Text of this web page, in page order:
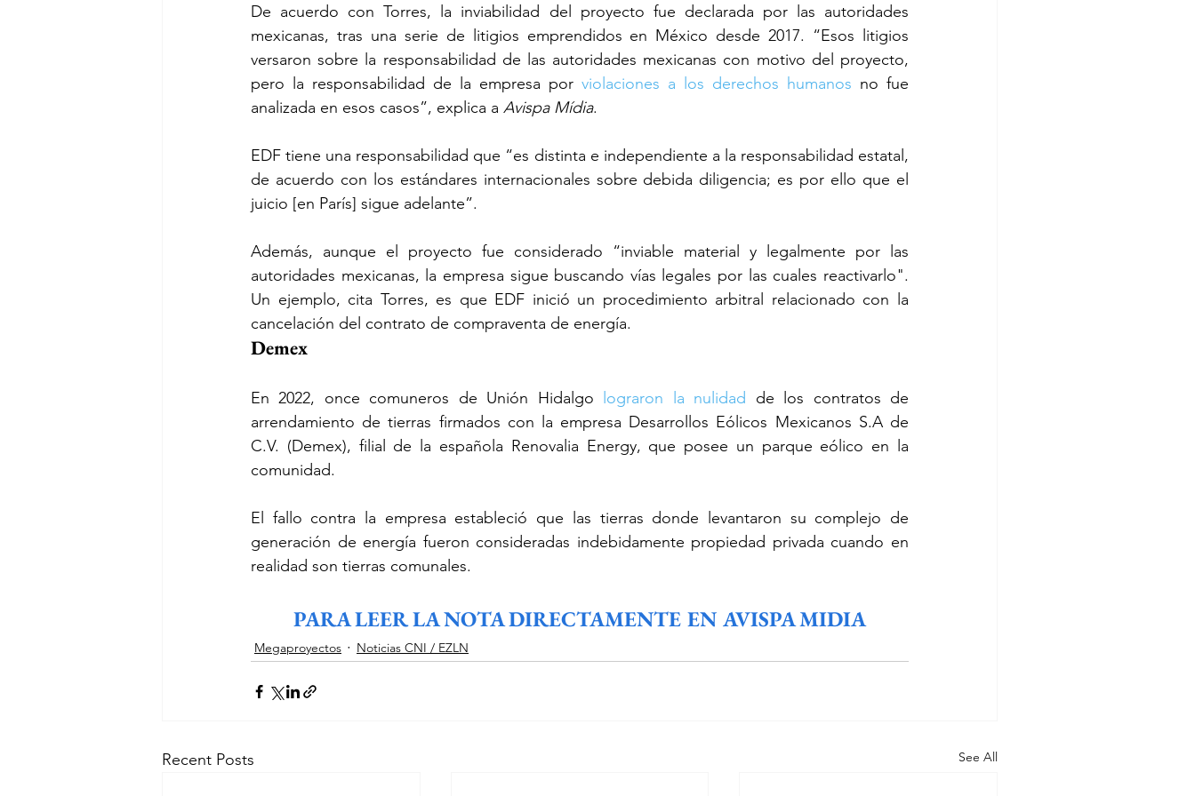
De acuerdo con Torres, la inviabilidad del proyecto fue declarada por las autoridades
mexicanas, tras una serie de litigios emprendidos en México desde 2017. “Esos litigios
versaron sobre la responsabilidad de las autoridades mexicanas con motivo del proyecto,
pero la responsabilidad de la empresa por violaciones a los derechos humanos no fue
analizada en esos casos”, explica a Avispa Mídia.
EDF tiene una responsabilidad que “es distinta e independiente a la responsabilidad estatal,
de acuerdo con los estándares internacionales sobre debida diligencia; es por ello que el
juicio [en París] sigue adelante”.
Además, aunque el proyecto fue considerado “inviable material y legalmente por las
autoridades mexicanas, la empresa sigue buscando vías legales por las cuales reactivarlo".
Un ejemplo, cita Torres, es que EDF inició un procedimiento arbitral relacionado con la
cancelación del contrato de compraventa de energía.
Demex
En 2022, once comuneros de Unión Hidalgo lograron la nulidad de los contratos de
arrendamiento de tierras firmados con la empresa Desarrollos Eólicos Mexicanos S.A de
C.V. (Demex), filial de la española Renovalia Energy, que posee un parque eólico en la
comunidad.
El fallo contra la empresa estableció que las tierras donde levantaron su complejo de
generación de energía fueron consideradas indebidamente propiedad privada cuando en
realidad son tierras comunales.
PARA LEER LA NOTA DIRECTAMENTE EN AVISPA MIDIA
Megaproyectos Noticias CNI / EZLN
Recent Posts See All